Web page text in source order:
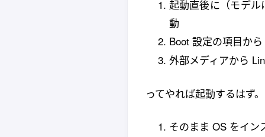
起動直後に（モデル
動
Boot 設定の項目から
外部メディアから
ってやれば起動するはず
そのまま OS をイ